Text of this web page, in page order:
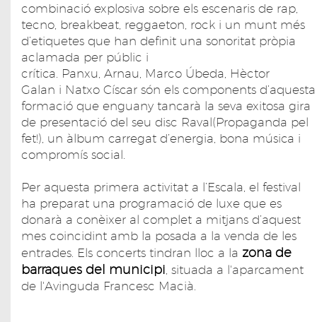
combinació explosiva sobre els escenaris de rap,
tecno, breakbeat, reggaeton, rock i un munt més
d’etiquetes que han definit una sonoritat pròpia
aclamada per públic i
crítica. Panxu, Arnau, Marco Úbeda, Hèctor
Galan i Natxo Císcar són els components d’aquesta
formació que enguany tancarà la seva exitosa gira
de presentació del seu disc Raval(Propaganda pel
fet!), un àlbum carregat d’energia, bona música i
compromís social.
Per aquesta primera activitat a l’Escala, el festival
ha preparat una programació de luxe que es
donarà a conèixer al complet a mitjans d’aquest
mes coincidint amb la posada a la venda de les
entrades. Els concerts tindran lloc a la zona de
barraques del municipi , situada a l'aparcament
de l'Avinguda Francesc Macià.